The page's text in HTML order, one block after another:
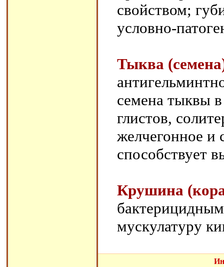
свойством;
условно-
Тыква
семена тыквы
глистов,
желчегонное и
способствует
Крушина
мускулатуру